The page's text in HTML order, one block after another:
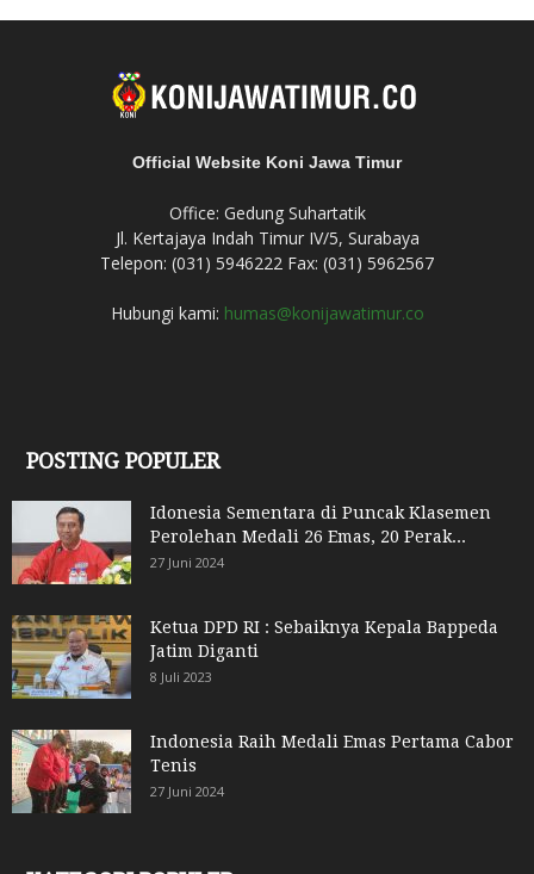
Official Website Koni Jawa Timur
Office: Gedung Suhartatik
Jl. Kertajaya Indah Timur IV/5, Surabaya
Telepon: (031) 5946222 Fax: (031) 5962567
Hubungi kami: humas@konijawatimur.co
POSTING POPULER
Idonesia Sementara di Puncak Klasemen
Perolehan Medali 26 Emas, 20 Perak...
27 Juni 2024
Ketua DPD RI : Sebaiknya Kepala Bappeda
Jatim Diganti
8 Juli 2023
Indonesia Raih Medali Emas Pertama Cabor
Tenis
27 Juni 2024